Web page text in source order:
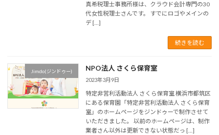
真希税理士事務所様は、クラウド会計専門の30
代女性税理士さんです。 すでにロゴやメインの
デ […]
続きを読む
Jimdo(ジンドゥー) NPO法人 さくら保育室
2023年3月9日
特定非営利活動法人 さくら保育室 横浜市都筑区
にある保育園「特定非営利活動法人 さくら保育
室」のホームページをジンドゥーで制作させて
いただきました。 以前のホームページは、制作
業者さん以外は更新できない状態だっ […]